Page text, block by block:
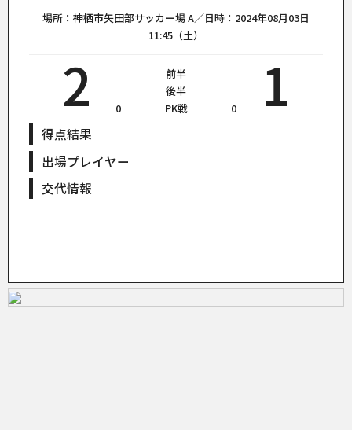
場所：神栖市矢田部サッカー場 A／日時：2024年08月03日
11:45（土）
2
前半
後半
0
PK戦 0 1
得点結果
出場プレイヤー
交代情報